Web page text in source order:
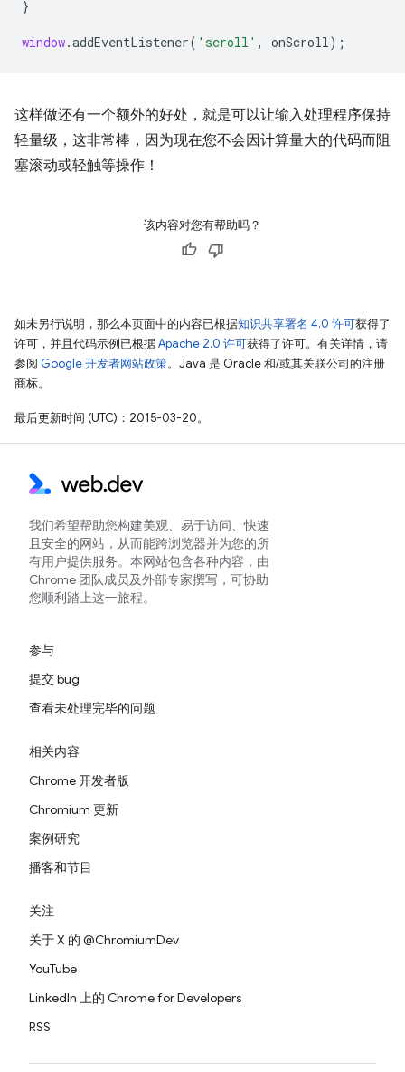
}
window.addEventListener( 'scroll' , onScroll);
这样做还有一个额外的好处，就是可以让输入处理程序保持
轻量级，这非常棒，因为现在您不会因计算量大的代码而阻
塞滚动或轻触等操作！
该内容对您有帮助吗？
如未另行说明，那么本页面中的内容已根据知识共享署名 4.0 许可获得了
许可，并且代码示例已根据Apache 2.0 许可获得了许可。有关详情，请
参阅 Google 开发者网站政策。Java 是 Oracle 和/或其关联公司的注册
商标。
最后更新时间 (UTC)：2015-03-20。
我们希望帮助您构建美观、易于访问、快速
且安全的网站，从而能跨浏览器并为您的所
有用户提供服务。本网站包含各种内容，由
Chrome 团队成员及外部专家撰写，可协助
您顺利踏上这一旅程。
参与
提交 bug
查看未处理完毕的问题
相关内容
Chrome 开发者版
Chromium 更新
案例研究
播客和节目
关注
关于 X 的 @ChromiumDev
YouTube
LinkedIn 上的 Chrome for Developers
RSS